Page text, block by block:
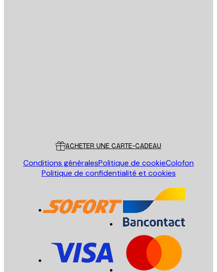
ACHETER UNE CARTE-CADEAU
Conditions généralesPolitique de cookieColofon
Politique de confidentialité et cookies